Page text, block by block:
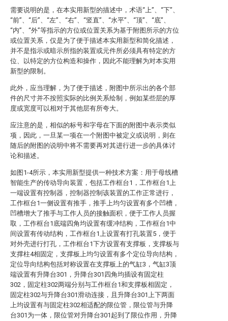
需要说明的是，在本实用新型的描述中，术语“上”、“下”、
“前”、“后”、“左”、“右”、“竖直”、“水平”、“顶”、“底”、
“内”、“外”等指示的方位或位置关系为基于附图所示的方位
或位置关系，仅是为了便于描述本实用新型和简化描述，
并不是指示或暗示所指的装置或元件所必须具有特定的方
位、以特定的方位构造和操作，因此不能理解为对本实用
新型的限制。
此外，应当理解，为了便于描述，附图中所示出的各个部
件的尺寸并不按照实际的比例关系绘制，例如某些层的厚
度或宽度可以相对于其他层有所夸大。
应注意的是，相似的标号和字母在下面的附图中表示类似
项，因此，一旦某一项在一个附图中被定义或说明，则在
随后的附图的说明中将不需要再对其进行进一步的具体讨
论和描述。
如图1-4所示，本实用新型提供一种技术方案：用于母线槽
智能生产的传动导向装置，包括工作框台1，工作框台1上
一端设置有控制器，控制器控制该装置的工作正常进行，
工作框台1一侧设置有推手，推手上均匀设置有多个凹槽，
凹槽增大了推手与工作人员的接触面积，便于工作人员握
取，工作框台1底端四角均设置有缓冲结构，工作框台1中
间设置有传动结构，工作框台1上设置有打孔装置5，便于
对外壳进行打孔，工作框台1下方设置有支撑板，支撑板与
支撑柱4相固定，支撑板上均匀设置有多个定位导向结构，
定位导向结构包括对称设置在支撑板上的气缸3，气缸3顶
端设置有升降台301，升降台301四角均插设有固定柱
302，固定柱302两端分别与工作框台1和支撑板相固定，
固定柱302与升降台301滑动连接，且升降台301上下两面
上均设置有与固定柱302相适配的限位管，限位管与升降
台301为一体，限位管对升降台301起到了限位作用，升降